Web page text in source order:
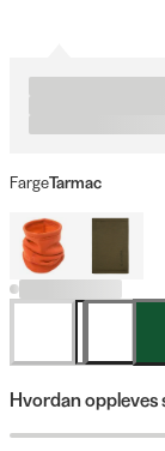
FargeTarmac
Hvordan oppleves